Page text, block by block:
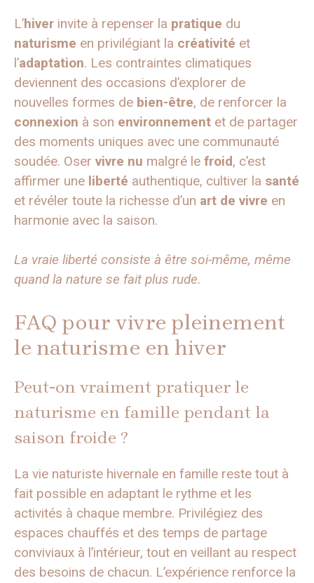
L’hiver invite à repenser la pratique du
naturisme en privilégiant la créativité et
l’adaptation. Les contraintes climatiques
deviennent des occasions d’explorer de
nouvelles formes de bien-être, de renforcer la
connexion à son environnement et de partager
des moments uniques avec une communauté
soudée. Oser vivre nu malgré le froid, c’est
affirmer une liberté authentique, cultiver la santé
et révéler toute la richesse d’un art de vivre en
harmonie avec la saison.
La vraie liberté consiste à être soi-même, même
quand la nature se fait plus rude.
FAQ pour vivre pleinement
le naturisme en hiver
Peut-on vraiment pratiquer le
naturisme en famille pendant la
saison froide ?
La vie naturiste hivernale en famille reste tout à
fait possible en adaptant le rythme et les
activités à chaque membre. Privilégiez des
espaces chauffés et des temps de partage
conviviaux à l’intérieur, tout en veillant au respect
des besoins de chacun. L’expérience renforce la